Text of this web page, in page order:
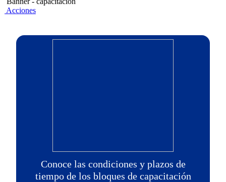
Acciones
Conoce las condiciones y plazos de
tiempo de los bloques de capacitación